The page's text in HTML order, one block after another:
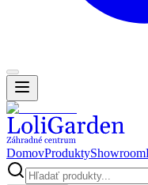
DomovProduktyShowroom